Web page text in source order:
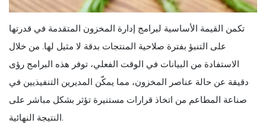
تكمن القيمة الأساسية لبرامج إدارة المخزون المتقدمة في قدرتها
على التنبؤ بفترة صلاحية المنتجات بدقة لا مثيل لها. من خلال
الاستفادة من البيانات في الوقت الفعلي، توفر هذه البرامج رؤى
دقيقة عن حالة عناصر المخزون، مما يمكّن المديرين التنفيذيين في
صناعة المطاعم من اتخاذ قرارات مستنيرة تؤثر بشكل مباشر على
النتيجة النهائية.